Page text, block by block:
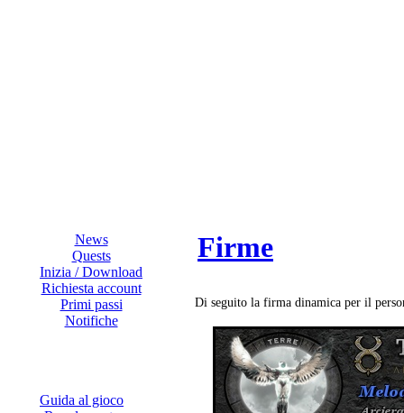
News
Quests
Inizia / Download
Richiesta account
Primi passi
Notifiche
Guida al gioco
Firme
Di seguito la firma dinamica per il